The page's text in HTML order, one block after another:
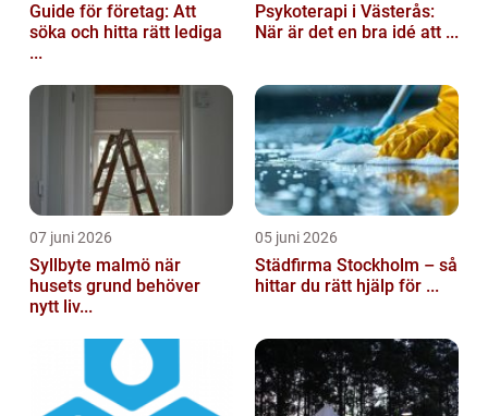
Guide för företag: Att
söka och hitta rätt lediga
...
Psykoterapi i Västerås:
När är det en bra idé att ...
07 juni 2026
Syllbyte malmö när
husets grund behöver
nytt liv...
05 juni 2026
Städfirma Stockholm – så
hittar du rätt hjälp för ...